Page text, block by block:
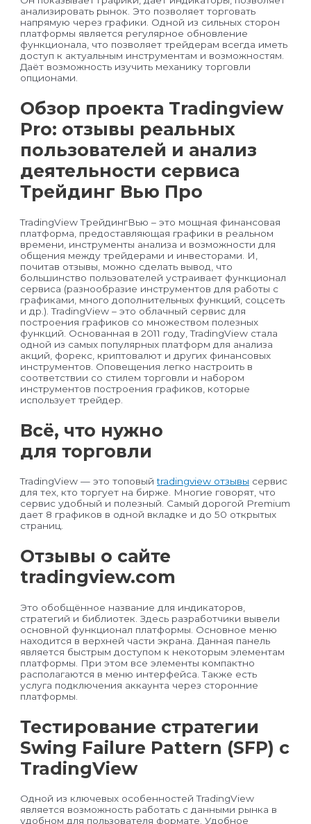
анализировать рынок. Это позволяет торговать
напрямую через графики. Одной из сильных сторон
платформы является регулярное обновление
функционала, что позволяет трейдерам всегда иметь
доступ к актуальным инструментам и возможностям.
Даёт возможность изучить механику торговли
опционами.
Обзор проекта Tradingview
Pro: отзывы реальных
пользователей и анализ
деятельности сервиса
Трейдинг Вью Про
TradingView ТрейдингВью – это мощная финансовая
платформа, предоставляющая графики в реальном
времени, инструменты анализа и возможности для
общения между трейдерами и инвесторами. И,
почитав отзывы, можно сделать вывод, что
большинство пользователей устраивает функционал
сервиса (разнообразие инструментов для работы с
графиками, много дополнительных функций, соцсеть
и др.). TradingView – это облачный сервис для
построения графиков со множеством полезных
функций. Основанная в 2011 году, TradingView стала
одной из самых популярных платформ для анализа
акций, форекс, криптовалют и других финансовых
инструментов. Оповещения легко настроить в
соответствии со стилем торговли и набором
инструментов построения графиков, которые
использует трейдер.
Всё, что нужно
для торговли
TradingView — это топовыйtradingview отзывы сервис
для тех, кто торгует на бирже. Многие говорят, что
сервис удобный и полезный. Самый дорогой Premium
дает 8 графиков в одной вкладке и до 50 открытых
страниц.
Отзывы о сайте
tradingview.com
Это обобщённое название для индикаторов,
стратегий и библиотек. Здесь разработчики вывели
основной функционал платформы. Основное меню
находится в верхней части экрана. Данная панель
является быстрым доступом к некоторым элементам
платформы. При этом все элементы компактно
располагаются в меню интерфейса. Также есть
услуга подключения аккаунта через сторонние
платформы.
Тестирование стратегии
Swing Failure Pattern (SFP) с
TradingView
Одной из ключевых особенностей TradingView
является возможность работать с данными рынка в
удобном для пользователя формате. Удобное